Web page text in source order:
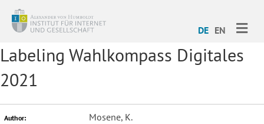
DE EN
Labeling Wahlkompass Digitales
2021
Author: Mosene, K.